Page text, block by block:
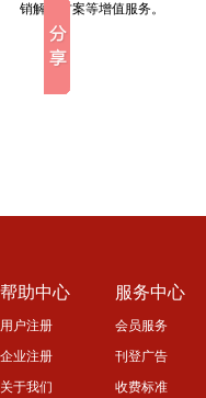
销解决方案等增值服务。
帮助中心
用户注册
企业注册
关于我们
服务中心
会员服务
刊登广告
收费标准